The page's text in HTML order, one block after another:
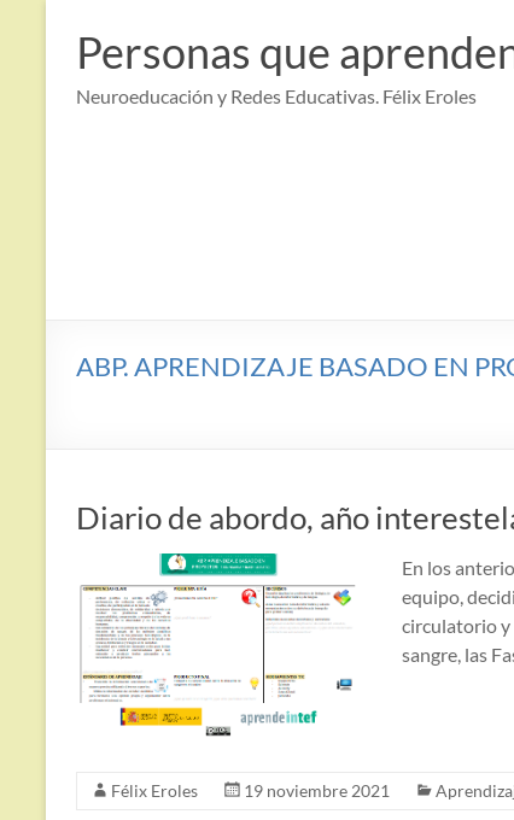
contenido
Personas que
Neuroeducación y Redes Educativas. Félix Eroles
ABP. APRENDIZAJE BASADO EN
Diario de abordo, año
En los
equipo,
circulatorio y
sangre, las
Félix Eroles 19 noviembre 2021